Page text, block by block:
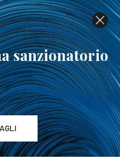
sanzionatorio